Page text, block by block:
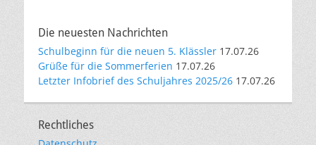
Die neuesten Nachrichten
Schulbeginn für die neuen 5. Klässler 17.07.26
Grüße für die Sommerferien 17.07.26
Letzter Infobrief des Schuljahres 2025/26 17.07.26
Rechtliches